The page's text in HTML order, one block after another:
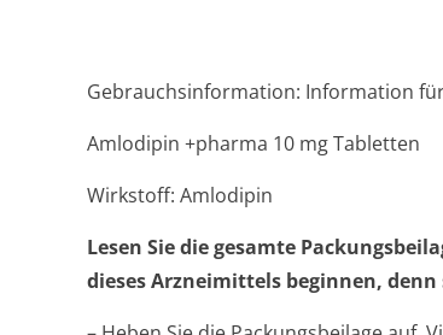
Gebrauchsinformation: Information
Amlodipin +pharma 10 mg Tabletten
Wirkstoff: Amlodipin
Lesen Sie die gesamte
dieses Arzneimittels beginnen,